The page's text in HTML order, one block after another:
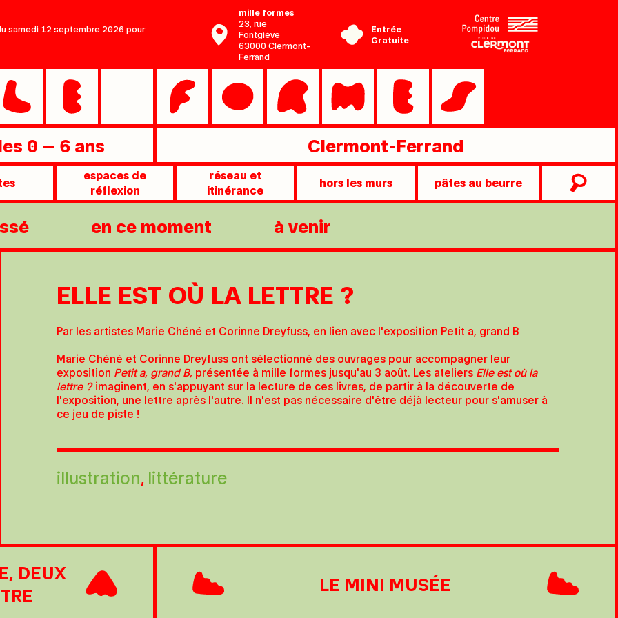
samedi 12 septembre 2026 pour
mille formes
23, rue
Fontgiève
63000 Clermont-
Ferrand
Entrée
Gratuite
0 — 6 ans Clermont-Ferrand
espaces de
réflexion
réseau et
itinérance
hors les murs pâtes au beurre
en ce moment à venir
ELLE EST OÙ LA LETTRE ?
Par les artistes Marie Chéné et Corinne Dreyfuss, en lien avec l'exposition Petit a, grand B
Marie Chéné et Corinne Dreyfuss ont sélectionné des ouvrages pour accompagner leur
exposition Petit a, grand B, présentée à mille formes jusqu'au 3 août. Les ateliers Elle est où la
lettre ? imaginent, en s'appuyant sur la lecture de ces livres, de partir à la découverte de
l'exposition, une lettre après l'autre. Il n'est pas nécessaire d'être déjà lecteur pour s'amuser à
ce jeu de piste !
illustration littérature
DEUX
LE MINI MUSÉE